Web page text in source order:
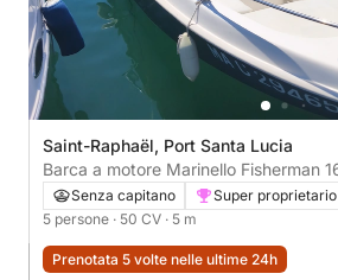
Saint-Raphaël, Port Santa Lucia
Senza capitano Super proprietario
5 persone · 50 CV · 5 m
Prenotata 5 volte nelle ultime 24h